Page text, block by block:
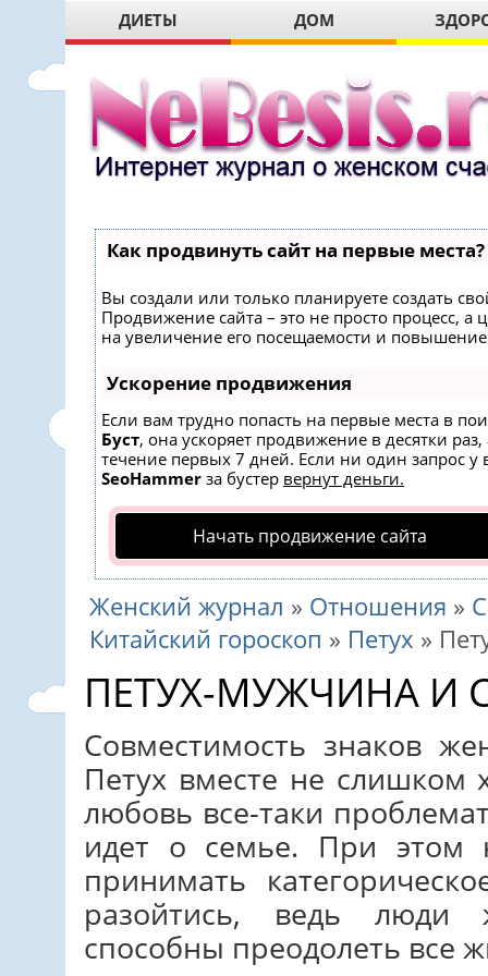
ДИЕТЫ ДОМ
Как продвинуть сайт на первые места?
Вы создали или только планируете создать
Продвижение сайта – это не просто процесс,
на увеличение его посещаемости и
Ускорение продвижения
Если вам трудно попасть на первые места в
Буст, она ускоряет продвижение в десятки
течение первых 7 дней. Если ни один запрос у
SeoHammer за бустер вернут деньги.
Начать продвижение сайта
Женский журнал » Отношения »
Китайский гороскоп » Петух »
ПЕТУХ-МУЖЧИНА И
Совместимость знаков
Петух вместе не
любовь все-таки
идет о семье. При этом
принимать
разойтись, ведь люди
способны преодолеть все